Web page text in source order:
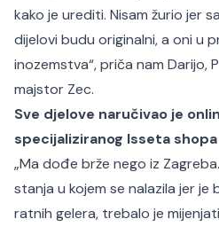
kako je urediti. Nisam žurio jer
dijelovi budu originalni, a oni u
inozemstva“, priča nam Darijo,
majstor Zec.
Sve djelove naručivao je
specijaliziranog Isseta shopa
„Ma dođe brže nego iz
stanja u kojem se nalazila jer
ratnih gelera, trebalo je